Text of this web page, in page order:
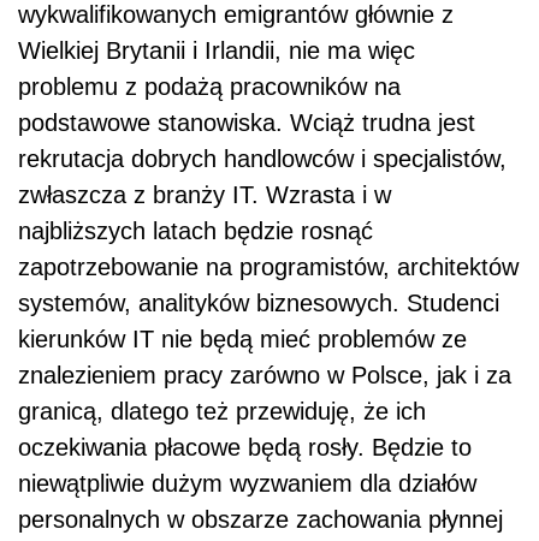
wykwalifikowanych emigrantów głównie z
Wielkiej Brytanii i Irlandii, nie ma więc
problemu z podażą pracowników na
podstawowe stanowiska. Wciąż trudna jest
rekrutacja dobrych handlowców i specjalistów,
zwłaszcza z branży IT. Wzrasta i w
najbliższych latach będzie rosnąć
zapotrzebowanie na programistów, architektów
systemów, analityków biznesowych. Studenci
kierunków IT nie będą mieć problemów ze
znalezieniem pracy zarówno w Polsce, jak i za
granicą, dlatego też przewiduję, że ich
oczekiwania płacowe będą rosły. Będzie to
niewątpliwie dużym wyzwaniem dla działów
personalnych w obszarze zachowania płynnej